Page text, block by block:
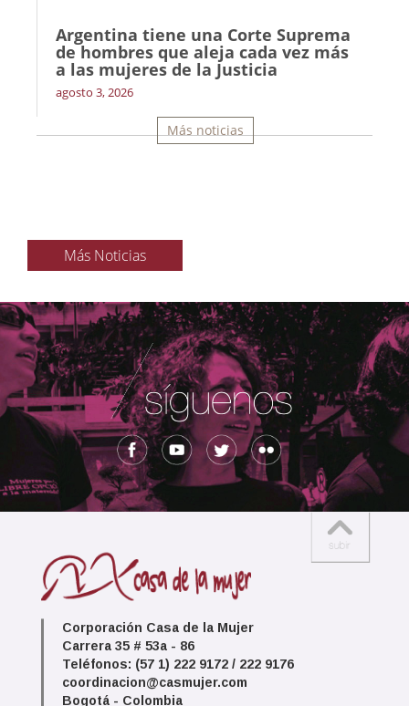
Argentina tiene una Corte Suprema
de hombres que aleja cada vez más
a las mujeres de la Justicia
agosto 3, 2026
Más noticias
Más Noticias
Corporación Casa de la Mujer
Carrera 35 # 53a - 86
Teléfonos: (57 1) 222 9172 / 222 9176
coordinacion@casmujer.com
Bogotá - Colombia